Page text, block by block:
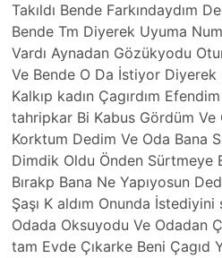
Takıldı Bende Farkındaydım
Bende Tm Diyerek Uyuma
Vardı Aynadan Gözükyodu
Ve Bende O Da İstiyor
Kalkıp kadın Çagırdım
tahripkar Bi Kabus Gördüm Ve
Korktum Dedim Ve Oda Bana
Dimdik Oldu Önden Sürtmeye
Bırakp Bana Ne Yapıyosun
Şaşı K aldım Onunda İstediyini
Odada Oksuyodu Ve Odadan
tam Evde Çıkarke Beni Çagıd